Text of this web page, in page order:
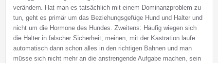
verändern. Hat man es tatsächlich mit einem Dominanzproblem zu
tun, geht es primär um das Beziehungsgefüge Hund und Halter und
nicht um die Hormone des Hundes. Zweitens: Häufig wiegen sich
die Halter in falscher Sicherheit, meinen, mit der Kastration laufe
automatisch dann schon alles in den richtigen Bahnen und man
müsse sich nicht mehr an die anstrengende Aufgabe machen, sein